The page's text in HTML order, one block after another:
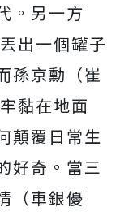
。另一方
出一個罐子
孫京勳（崔
黏在地面
顛覆日常生
好奇。當三
（車銀優